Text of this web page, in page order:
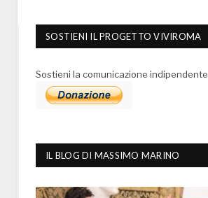
SOSTIENI IL PROGETTO VIVIROMA
Sostieni la comunicazione indipendente
IL BLOG DI MASSIMO MARINO